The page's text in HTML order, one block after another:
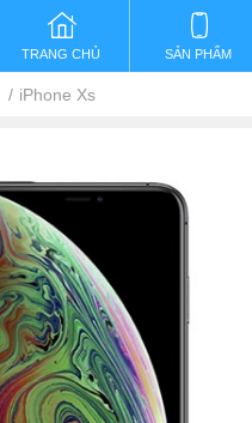
TRANG CHỦ SẢN PHẨM
iPhone Xs
ƯU ĐÃI